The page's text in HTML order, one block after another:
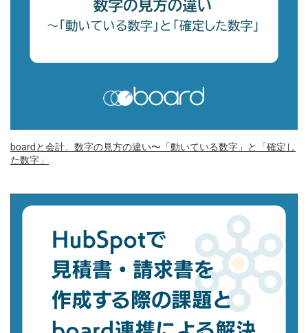
boardと会計、数字の見方の違い〜「動いている数字」と「確定し
た数字」